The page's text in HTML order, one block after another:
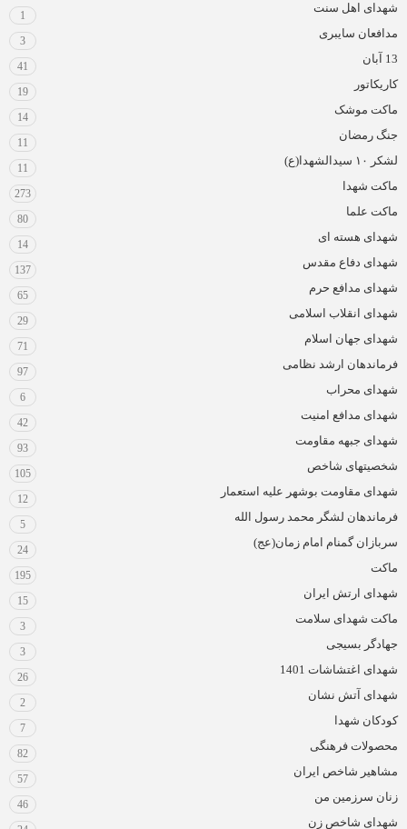
شهدای اهل سنت
1
مدافعان سایبری
3
13 آبان
41
کاریکاتور
19
ماکت موشک
14
جنگ رمضان
11
لشکر ۱۰ سیدالشهدا(ع)
11
ماکت شهدا
273
ماکت علما
80
شهدای هسته ای
14
شهدای دفاع مقدس
137
شهدای مدافع حرم
65
شهدای انقلاب اسلامی
29
شهدای جهان اسلام
71
فرماندهان ارشد نظامی
97
شهدای محراب
6
شهدای مدافع امنیت
42
شهدای جبهه مقاومت
93
شخصیتهای شاخص
105
شهدای مقاومت بوشهر علیه استعمار
12
فرماندهان لشگر محمد رسول الله
5
سربازان گمنام امام زمان(عج)
24
ماکت
195
شهدای ارتش ایران
15
ماکت شهدای سلامت
3
جهادگر بسیجی
3
شهدای اغتشاشات 1401
26
شهدای آتش نشان
2
کودکان شهدا
7
محصولات فرهنگی
82
مشاهیر شاخص ایران
57
زنان سرزمین من
46
شهدای شاخص زن